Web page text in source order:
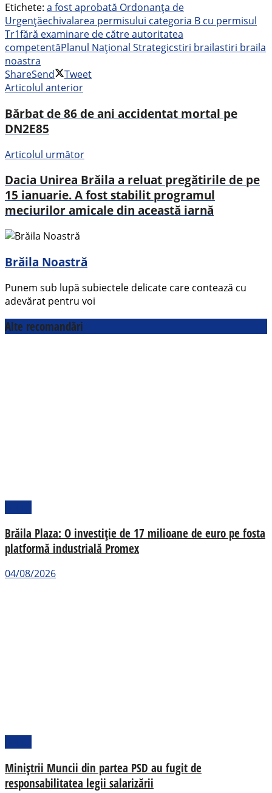
Etichete: a fost aprobată Ordonanța de
Urgențăechivalarea permisului categoria B cu permisul
Tr1fără examinare de către autoritatea
competentăPlanul Național Strategicstiri brailastiri braila
noastra
ShareSend
Tweet
Articolul anterior
Bărbat de 86 de ani accidentat mortal pe
DN2E85
Articolul următor
Dacia Unirea Brăila a reluat pregătirile de pe
15 ianuarie. A fost stabilit programul
meciurilor amicale din această iarnă
Brăila Noastră
Punem sub lupă subiectele delicate care contează cu
adevărat pentru voi
Alte recomandări
Brăila Plaza: O investiție de 17 milioane de euro pe fosta
platformă industrială Promex
04/08/2026
Miniștrii Muncii din partea PSD au fugit de
responsabilitatea legii salarizării